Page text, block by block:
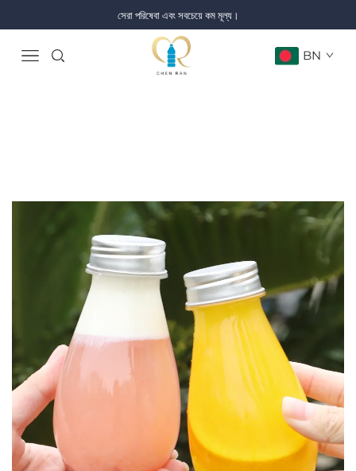
সেরা পরিষেবা এবং সবচেয়ে কম মূল্য।
BN